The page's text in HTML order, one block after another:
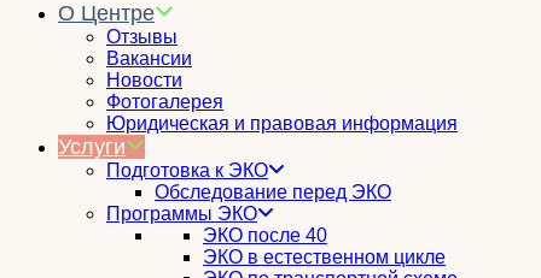
О Центре
Отзывы
Вакансии
Новости
Фотогалерея
Юридическая и правовая информация
Услуги
Подготовка к ЭКО
Обследование перед ЭКО
Программы ЭКО
ЭКО после 40
ЭКО в естественном цикле